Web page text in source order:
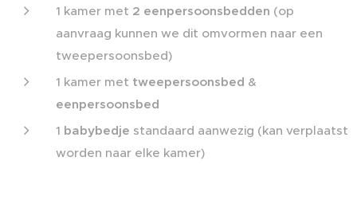
1 kamer met 2 eenpersoonsbedden (op
aanvraag kunnen we dit omvormen naar een
tweepersoonsbed)
1 kamer met tweepersoonsbed &
eenpersoonsbed
1 babybedje standaard aanwezig (kan verplaatst
worden naar elke kamer)